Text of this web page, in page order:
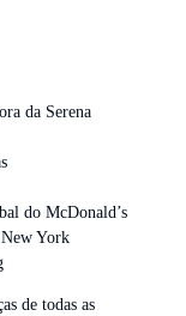
da Serena
do McDonald’s
York
de todas as